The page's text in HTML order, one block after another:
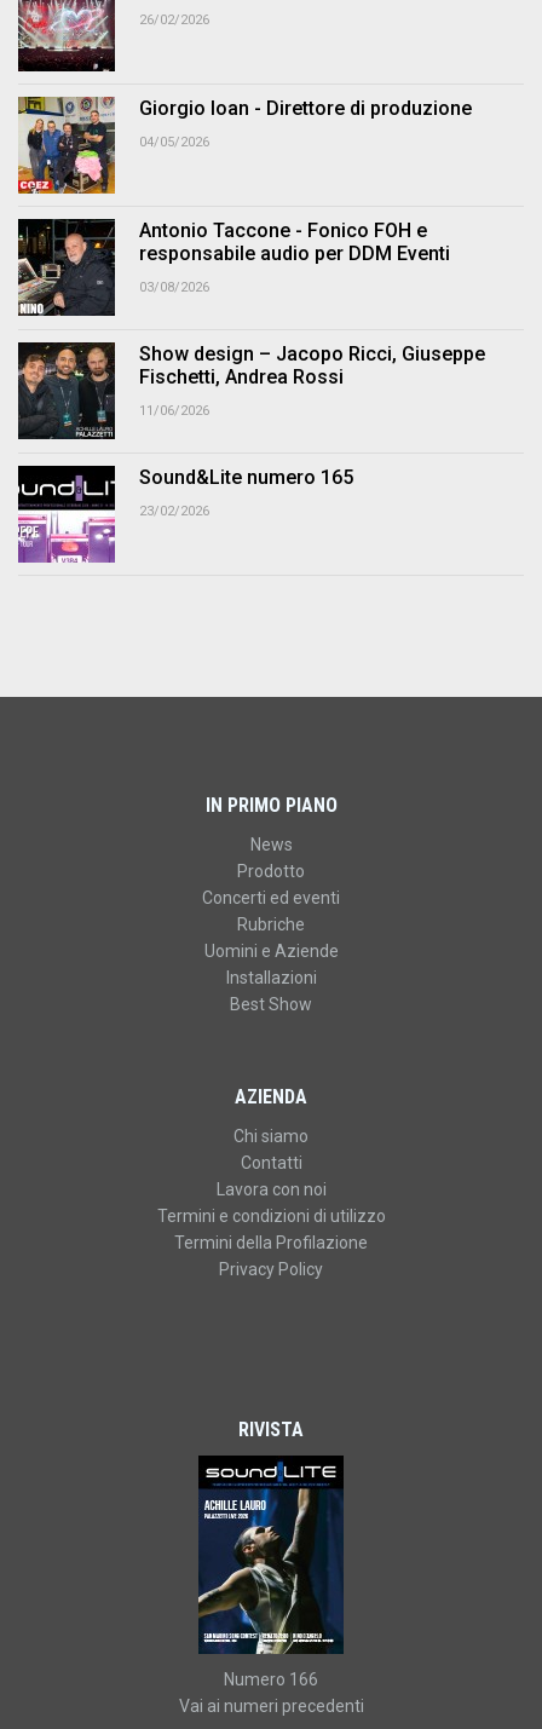
26/02/2026
Giorgio Ioan - Direttore di produzione
04/05/2026
Antonio Taccone - Fonico FOH e
responsabile audio per DDM Eventi
03/08/2026
Show design – Jacopo Ricci, Giuseppe
Fischetti, Andrea Rossi
11/06/2026
Sound&Lite numero 165
23/02/2026
IN PRIMO PIANO
News
Prodotto
Concerti ed eventi
Rubriche
Uomini e Aziende
Installazioni
Best Show
AZIENDA
Chi siamo
Contatti
Lavora con noi
Termini e condizioni di utilizzo
Termini della Profilazione
Privacy Policy
RIVISTA
Numero 166
Vai ai numeri precedenti